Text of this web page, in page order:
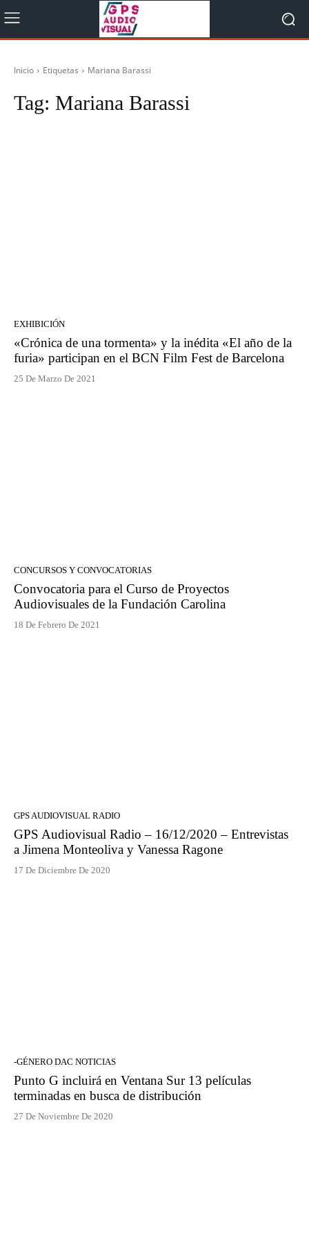
Inicio Etiquetas Mariana Barassi
Tag: Mariana Barassi
EXHIBICIÓN
«Crónica de una tormenta» y la inédita «El año de la
furia» participan en el BCN Film Fest de Barcelona
25 De Marzo De 2021
CONCURSOS Y CONVOCATORIAS
Convocatoria para el Curso de Proyectos
Audiovisuales de la Fundación Carolina
18 De Febrero De 2021
GPS AUDIOVISUAL RADIO
GPS Audiovisual Radio – 16/12/2020 – Entrevistas
a Jimena Monteoliva y Vanessa Ragone
17 De Diciembre De 2020
-GÉNERO DAC NOTICIAS
Punto G incluirá en Ventana Sur 13 películas
terminadas en busca de distribución
27 De Noviembre De 2020